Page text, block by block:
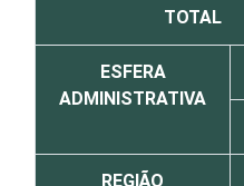
TOTAL
ESFERA
ADMINISTRATIVA
REGIÃO